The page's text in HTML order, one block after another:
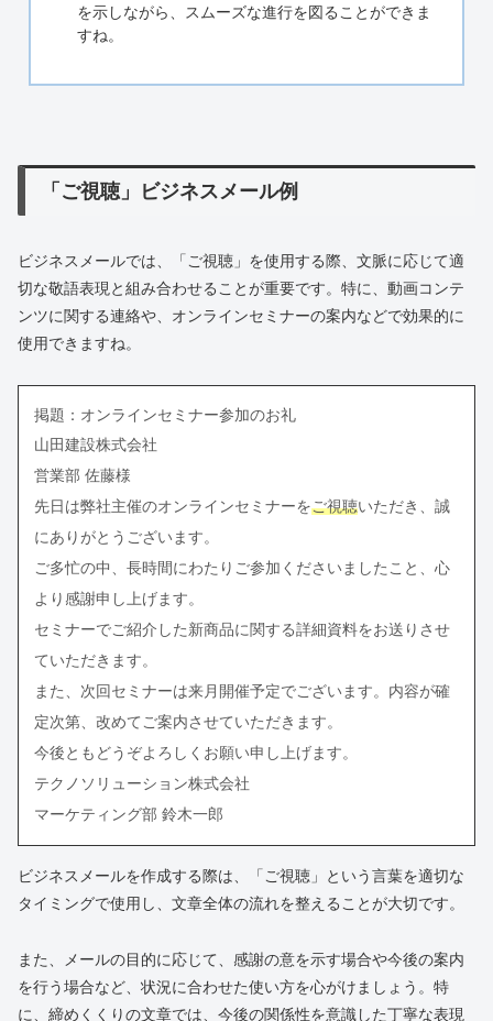
を示しながら、スムーズな進行を図ることができま
すね。
「ご視聴」ビジネスメール例
ビジネスメールでは、「ご視聴」を使用する際、文脈に応じて適
切な敬語表現と組み合わせることが重要です。特に、動画コンテ
ンツに関する連絡や、オンラインセミナーの案内などで効果的に
使用できますね。
掲題：オンラインセミナー参加のお礼
山田建設株式会社
営業部 佐藤様
先日は弊社主催のオンラインセミナーをご視聴いただき、誠
にありがとうございます。
ご多忙の中、長時間にわたりご参加くださいましたこと、心
より感謝申し上げます。
セミナーでご紹介した新商品に関する詳細資料をお送りさせ
ていただきます。
また、次回セミナーは来月開催予定でございます。内容が確
定次第、改めてご案内させていただきます。
今後ともどうぞよろしくお願い申し上げます。
テクノソリューション株式会社
マーケティング部 鈴木一郎
ビジネスメールを作成する際は、「ご視聴」という言葉を適切な
タイミングで使用し、文章全体の流れを整えることが大切です。
また、メールの目的に応じて、感謝の意を示す場合や今後の案内
を行う場合など、状況に合わせた使い方を心がけましょう。特
に、締めくくりの文章では、今後の関係性を意識した丁寧な表現